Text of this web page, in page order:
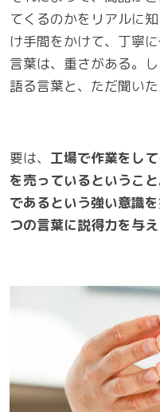
てくるのかをリアルに
け手間をかけて、丁寧
言葉は、重さがある。
語る言葉と、ただ聞い
要は、 工場で作業をし
を売っているというこ
であるという強い意識
つの言葉に説得力を与